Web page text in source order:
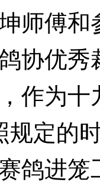
师傅
协优
作为
规定的
鸽进笼